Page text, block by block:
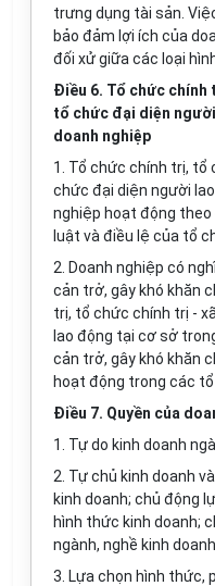
trưng dụng tài sản.
bảo đảm lợi ích của
đối xử giữa các loại
Điều 6. Tổ chức chính
tổ chức đại diện
doanh nghiệp
1. Tổ chức chính trị, tổ
chức đại diện người
nghiệp hoạt động theo
luật và điều lệ của tổ
2. Doanh nghiệp có
cản trở, gây khó khăn
trị, tổ chức chính trị -
lao động tại cơ sở
cản trở, gây khó khăn
hoạt động trong các
Điều 7. Quyền của
1. Tự do kinh doanh
2. Tự chủ kinh doanh
kinh doanh; chủ động
hình thức kinh doanh;
ngành, nghề kinh doanh.
3. Lựa chọn hình thức,